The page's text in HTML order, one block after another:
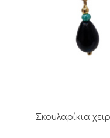
Σκουλαρίκια